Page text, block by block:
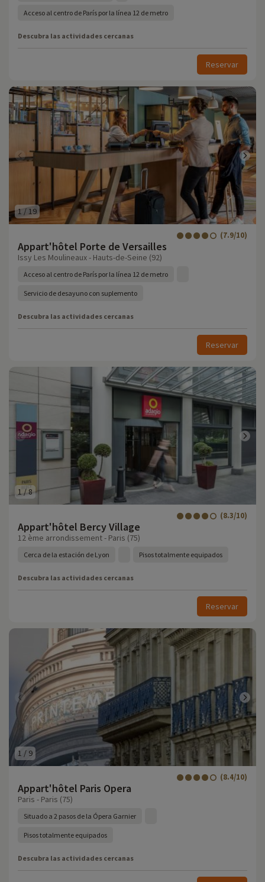
Acceso al centro de París por la línea 12 de metro
Descubra las actividades cercanas
Reservar
1/ 19
Appart'hôtel Porte de Versailles
(7.9/10)
Issy Les Moulineaux - Hauts-de-Seine (92)
Acceso al centro de París por la línea 12 de metro
Servicio de desayuno con suplemento
Descubra las actividades cercanas
Reservar
1 /8
Appart'hôtel Bercy Village
(8.3/10)
12 ème arrondissement - Paris (75)
Cerca de la estación de Lyon Pisos totalmente equipados
Descubra las actividades cercanas
Reservar
1 / 9
Appart'hôtel Paris Opera
(8.4/10)
Paris - Paris (75)
Situado a 2 pasos de la Ópera Garnier
Pisos totalmente equipados
Descubra las actividades cercanas